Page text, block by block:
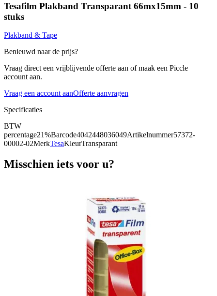
Tesafilm Plakband Transparant 66mx15mm - 10
stuks
Plakband & Tape
Benieuwd naar de prijs?
Vraag direct een vrijblijvende offerte aan of maak een Piccle
account aan.
Vraag een account aanOfferte aanvragen
Specificaties
BTW
percentage21%Barcode4042448036049Artikelnummer57372-
00002-02MerkTesaKleurTransparant
Misschien iets voor u?